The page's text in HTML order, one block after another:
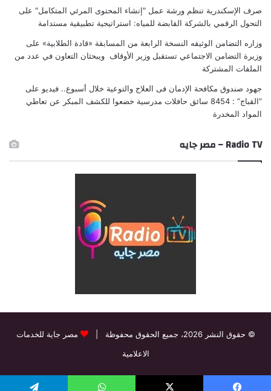
صرف الإسكندرية تنظم ورشة عمل "إنشاء المحتوى المرئي المتكامل" على
التحول الرقمي بالشركة القابضة للمياه: استراتيجية تطبيقية مستدامة
وزاره التضامن الوثيقه النسخة الرابعة من المسابقة «قادة الطلابية» على
وزيرة التضامن الاجتماعي تستقبل وزير الأوقاف ويبحثان التعاون في عدد من
الملفات المشتركة
جهود صندوق مكافحة الإدمان فى العلاج والتوعية خلال أسبوع.. فيديو على
“القباج” : 8454 سائق حافلات مدرسية خضعوا للكشف المبكر عن تعاطي
المواد المخدرة
Radio TV – مصر جايه
© حقوق النشر 2026، جميع الحقوق محفوظة |
مصر جاية للخدمات
الاعلامية